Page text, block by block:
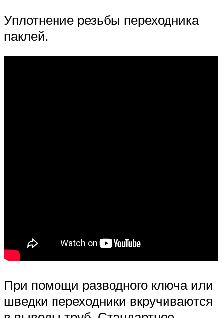
Уплотнение резьбы переходника
паклей.
При помощи разводного ключа или
шведки переходники вкручиваются